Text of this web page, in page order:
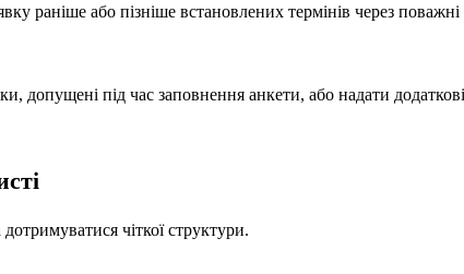
раніше або пізніше встановлених термінів через поважні
допущені під час заповнення анкети, або надати додаткові
чіткої структури.